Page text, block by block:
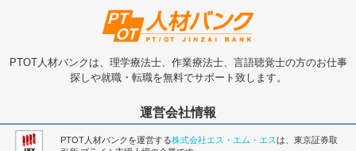
PTOT人材バンクは、理学療法士、作業療法士、言語聴覚士の方のお仕事
探しや就職・転職を無料でサポート致します。
運営会社情報
PTOT人材バンクを運営する株式会社エス・エム・エスは、東京証券取